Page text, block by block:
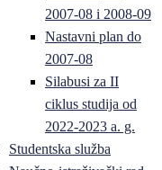
2007-08 i 2008-09
Nastavni plan do
2007-08
Silabusi za II
ciklus studija od
2022-2023 a. g.
Studentska služba